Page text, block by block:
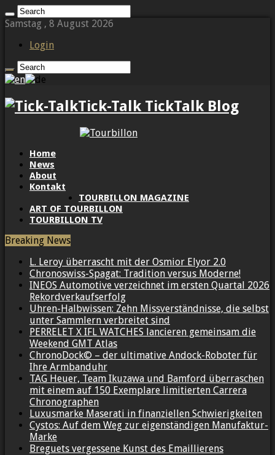
Samstag , 8 August 2026
Login
Tick-Talk TickTalk Blog
Home
News
About
Kontakt
TOURBILLON MAGAZINE
ART OF TOURBILLON
TOURBILLON TV
Breaking News
L. Leroy überrascht mit der Osmior Elyor 2.0
Chronoswiss-Spagat: Tradition versus Moderne!
INEOS Automotive verzeichnet im ersten Quartal 2026
Rekordverkaufserfolg
Uhren-Halbwissen: Zehn Missverständnisse, die selbst
unter Sammlern verbreitet sind
PERRELET X IFL WATCHES lancieren gemeinsam die
Weekend GMT Atlas
ChronoDock© – der ultimative Andock-Roboter für
Ihre Armbanduhr
TAG Heuer, Team Ikuzawa und Bamford überraschen
mit einem auf 150 Exemplare limitierten Carrera
Chronographen
Luxusmarke Maserati in finanziellen Schwierigkeiten
Cystos: Auf dem Weg zur eigenständigen Manufaktur-
Marke
Breguets vergessene Kunst des Emaillierens